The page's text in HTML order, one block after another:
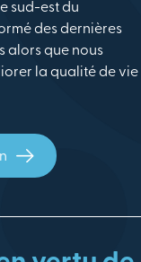
sud-est du
des dernières
alors que nous
la qualité de vie